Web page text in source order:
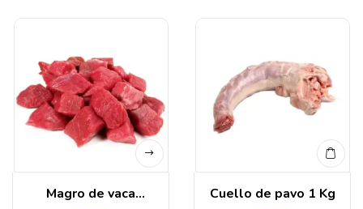
Magro de vaca
Cuello de pavo 1 Kg